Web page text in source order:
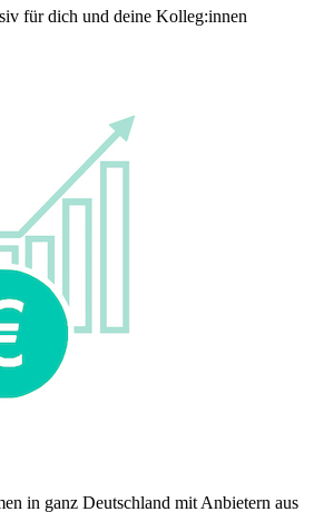
für dich und deine Kolleg:innen
in ganz Deutschland mit Anbietern aus